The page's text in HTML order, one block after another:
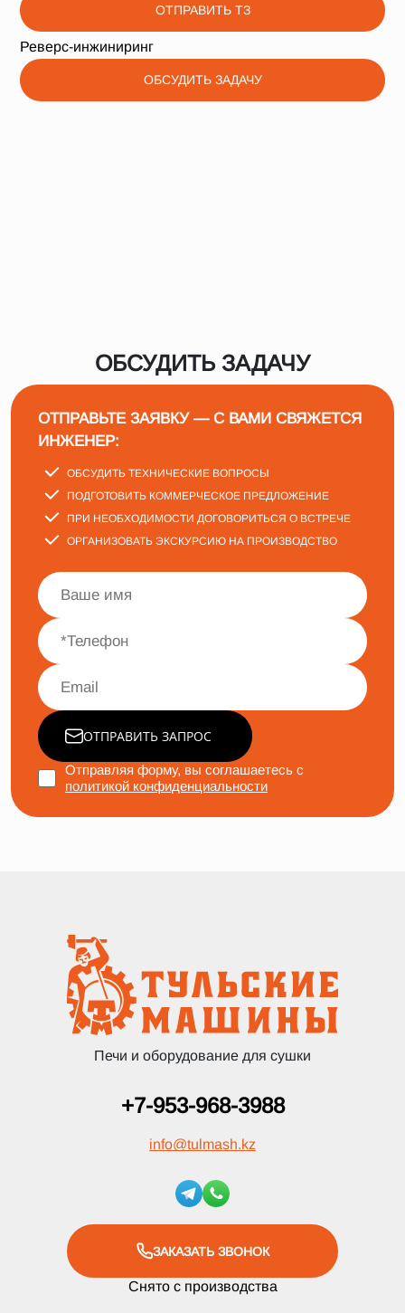
ОТПРАВИТЬ ТЗ
Реверс-инжиниринг
ОБСУДИТЬ ЗАДАЧУ
ОБСУДИТЬ ЗАДАЧУ
ОТПРАВЬТЕ ЗАЯВКУ — С ВАМИ СВЯЖЕТСЯ
ИНЖЕНЕР:
ОБСУДИТЬ ТЕХНИЧЕСКИЕ ВОПРОСЫ
ПОДГОТОВИТЬ КОММЕРЧЕСКОЕ ПРЕДЛОЖЕНИЕ
ПРИ НЕОБХОДИМОСТИ ДОГОВОРИТЬСЯ О ВСТРЕЧЕ
ОРГАНИЗОВАТЬ ЭКСКУРСИЮ НА ПРОИЗВОДСТВО
ОТПРАВИТЬ ЗАПРОС
Отправляя форму, вы соглашаетесь с
политикой конфиденциальности
Печи и оборудование для сушки
+7-953-968-3988
info@tulmash.kz
ЗАКАЗАТЬ ЗВОНОК
Снято с производства